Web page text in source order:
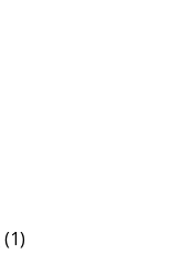
(1)